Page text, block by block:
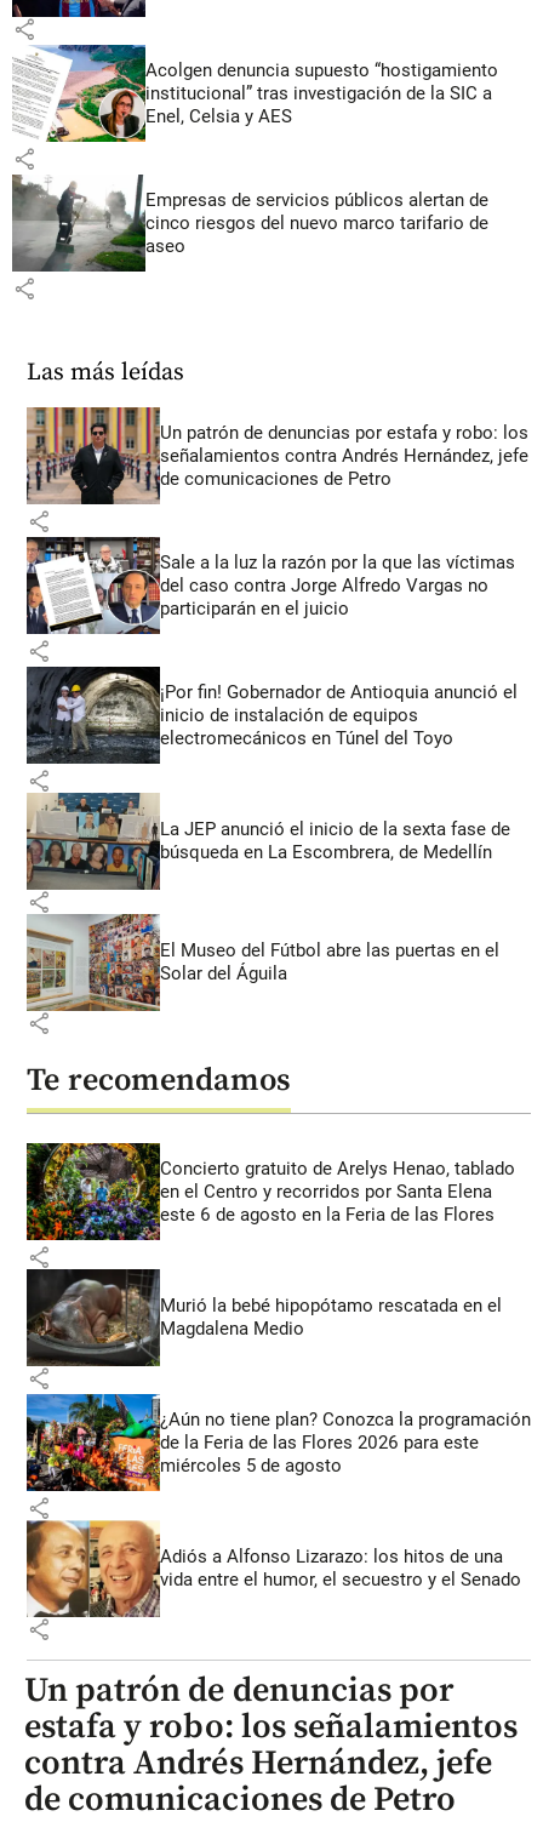
share
Acolgen denuncia supuesto “hostigamiento
institucional” tras investigación de la SIC a
Enel, Celsia y AES
share
Empresas de servicios públicos alertan de
cinco riesgos del nuevo marco tarifario de
aseo
share
Las más leídas
Un patrón de denuncias por estafa y robo: los
señalamientos contra Andrés Hernández, jefe
de comunicaciones de Petro
share
Sale a la luz la razón por la que las víctimas
del caso contra Jorge Alfredo Vargas no
participarán en el juicio
share
¡Por fin! Gobernador de Antioquia anunció el
inicio de instalación de equipos
electromecánicos en Túnel del Toyo
share
La JEP anunció el inicio de la sexta fase de
búsqueda en La Escombrera, de Medellín
share
El Museo del Fútbol abre las puertas en el
Solar del Águila
share
Te recomendamos
Concierto gratuito de Arelys Henao, tablado
en el Centro y recorridos por Santa Elena
este 6 de agosto en la Feria de las Flores
share
Murió la bebé hipopótamo rescatada en el
Magdalena Medio
share
¿Aún no tiene plan? Conozca la programación
de la Feria de las Flores 2026 para este
miércoles 5 de agosto
share
Adiós a Alfonso Lizarazo: los hitos de una
vida entre el humor, el secuestro y el Senado
share
Un patrón de denuncias por
estafa y robo: los señalamientos
contra Andrés Hernández, jefe
de comunicaciones de Petro